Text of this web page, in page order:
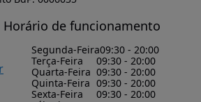
Horário de funcionamento
Segunda-Feira09:30 - 20:00
Terça-Feira
09:30 - 20:00
Quarta-Feira 09:30 - 20:00
Quinta-Feira 09:30 - 20:00
Sexta-Feira
09:30 - 20:00